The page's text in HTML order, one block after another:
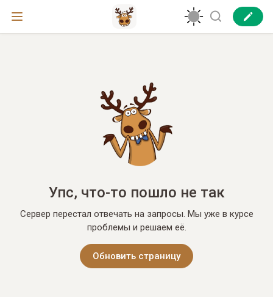
Упс, что-то пошло не так
Сервер перестал отвечать на запросы. Мы уже в курсе
проблемы и решаем её.
Обновить страницу